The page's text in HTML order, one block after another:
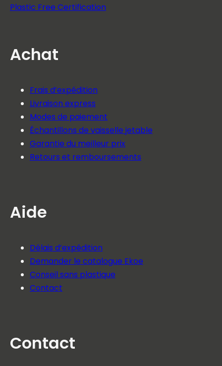
Plastic Free Certification
Achat
Frais d’expédition
Livraison express
Modes de paiement
Échantillons de vaisselle jetable
Garantie du meilleur prix
Retours et remboursements
Aide
Délais d’expédition
Demander le catalogue Ekoe
Conseil sans plastique
Contact
Contact